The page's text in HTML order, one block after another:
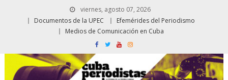
viernes, agosto 07, 2026
Documentos de la UPEC
Efemérides del Periodismo
Medios de Comunicación en Cuba